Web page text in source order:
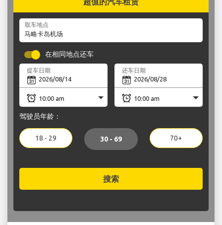
取车地点
在相同地点还车
提车日期 还车日期
驾驶员年龄：
18 - 29 30 - 69 70+
搜索